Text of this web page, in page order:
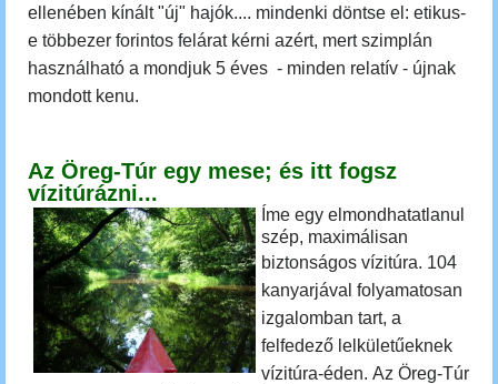
ellenében kínált "új" hajók.... mindenki döntse el: etikus-
e többezer forintos felárat kérni azért, mert szimplán
használható a mondjuk 5 éves - minden relatív - újnak
mondott kenu.
Az Öreg-Túr egy mese; és itt fogsz
vízitúrázni...
Íme egy elmondhatatlanul
szép, maximálisan
biztonságos vízitúra. 104
kanyarjával folyamatosan
izgalomban tart, a
felfedező lelkületűeknek
vízitúra-éden. Az Öreg-Túr